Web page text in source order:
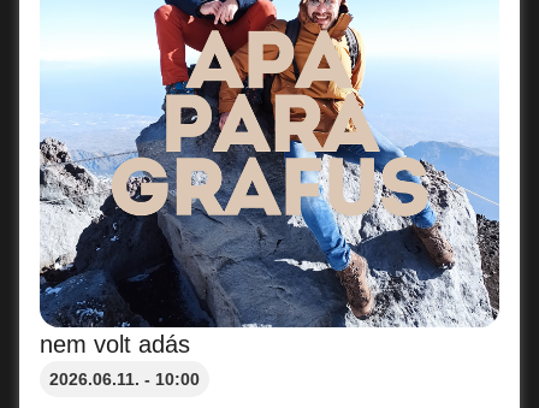
nem volt adás
2026.06.11. - 10:00